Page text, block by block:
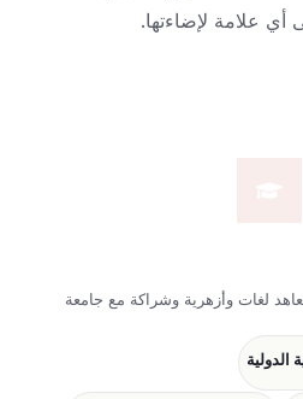
علامة لإضاءتها.
لغات وأزهرية وشراكة مع جامعة
الدولية